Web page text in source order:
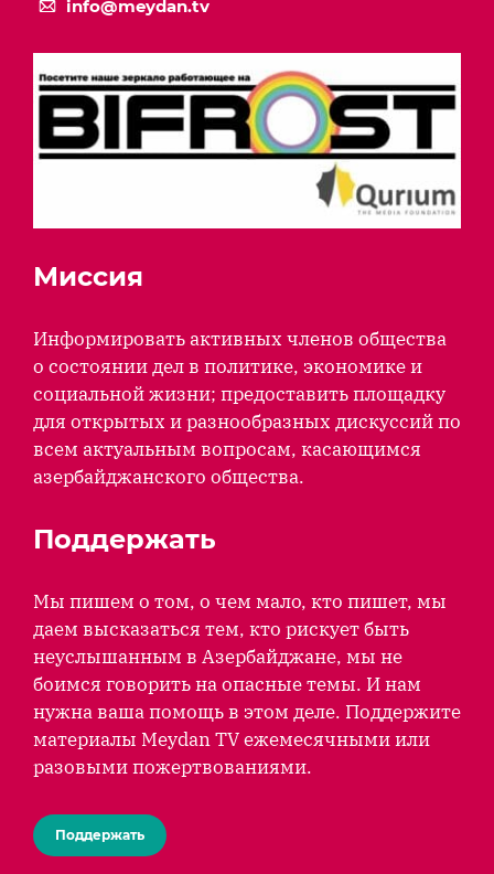
info@meydan.tv
Миссия
Информировать активных членов общества
о состоянии дел в политике, экономике и
социальной жизни; предоставить площадку
для открытых и разнообразных дискуссий по
всем актуальным вопросам, касающимся
азербайджанского общества.
Поддержать
Мы пишем о том, о чем мало, кто пишет, мы
даем высказаться тем, кто рискует быть
неуслышанным в Азербайджане, мы не
боимся говорить на опасные темы. И нам
нужна ваша помощь в этом деле. Поддержите
материалы Meydan TV ежемесячными или
разовыми пожертвованиями.
Поддержать